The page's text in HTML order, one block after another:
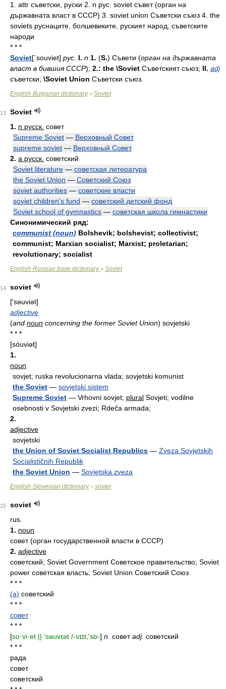
1. attr съветски, руски 2. n рус. soviet съвет (орган на
държавната власт в СССР) 3. soviet union Съветски съюз 4. the
soviets руснаците, болшевиките, руският народ, съветските
народи
* * *
Soviet[´souviet] рус. I. n 1. (S.) Съвети (орган на държавната
власт в бившияСССР); 2.: the \Soviet Съветскиятсъюз; II. adj
съветски; \Soviet Union Съветски съюз.
English-Bulgarian dictionary> Soviet
13
Soviet
1. n русск. совет
Supreme Soviet — Верховный Совет
supreme soviet — Верховный Совет
2. a русск. советский
Soviet literature — советская литература
the Soviet Union — Советский Союз
soviet authorities — советские власти
soviet children's fund — советский детский фонд
Soviet school of gymnastics — советская школа гимнастики
Синонимический ряд:
communist (noun) Bolshevik; bolshevist; collectivist;
communist; Marxian socialist; Marxist; proletarian;
revolutionary; socialist
English-Russian base dictionary> Soviet
14
soviet
['səuviət]
adjective
(and noun concerning the former Soviet Union) sovjetski
* * *
[sóuviət]
1.
noun
sovjet; ruska revolucionarna vlada; sovjetski komunist
the Soviet — sovjetski sistem
Supreme Soviet — Vrhovni sovjet; plural Sovjeti; vodilne
osebnosti v Sovjetski zvezi; Rdeča armada;
2.
adjective
sovjetski
the Union of Soviet Socialist Republics — Zveza Sovjetskih
Socialističnih Republik
the Soviet Union — Sovjetska zveza
English-Slovenian dictionary> soviet
15
soviet
rus.
1. noun
совет (орган государственной власти в СССР)
2. adjective
советский; Soviet Government Советское правительство; Soviet
power советская власть; Soviet Union Советский Союз
* * *
(a) советский
* * *
совет
* * *
[so·vi·et || 'səʊvɪət /-vɪɪt,'sɒ-] n. советadj. советский
* * *
рада
совет
советский